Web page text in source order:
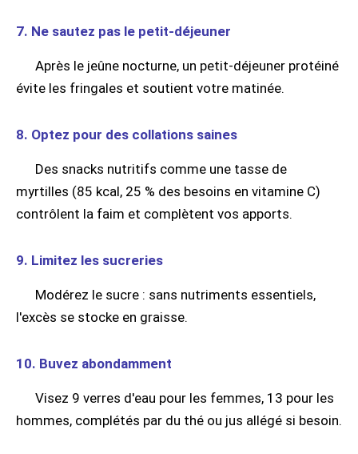
7. Ne sautez pas le petit-déjeuner
Après le jeûne nocturne, un petit-déjeuner protéiné
évite les fringales et soutient votre matinée.
8. Optez pour des collations saines
Des snacks nutritifs comme une tasse de
myrtilles (85 kcal, 25 % des besoins en vitamine C)
contrôlent la faim et complètent vos apports.
9. Limitez les sucreries
Modérez le sucre : sans nutriments essentiels,
l'excès se stocke en graisse.
10. Buvez abondamment
Visez 9 verres d'eau pour les femmes, 13 pour les
hommes, complétés par du thé ou jus allégé si besoin.